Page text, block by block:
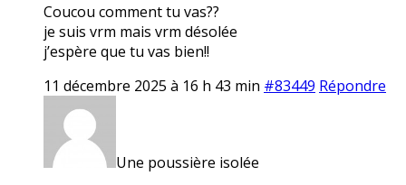
Coucou comment tu vas??
je suis vrm mais vrm désolée
j’espère que tu vas bien!!
11 décembre 2025 à 16 h 43 min #83449 Répondre
Une poussière isolée